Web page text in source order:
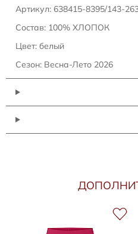
Артикул: 638415-8395/143-
Состав: 100% ХЛОПОК
Цвет: белый
Сезон: Весна-Лето 2026